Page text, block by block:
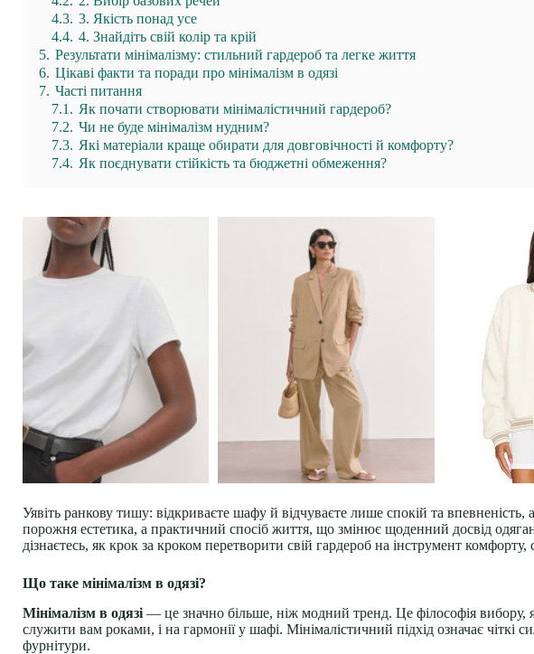
4.3. 3. Якість понад усе
4.4. 4. Знайдіть свій колір та крій
5. Результати мінімалізму: стильний гардероб та легке життя
6. Цікаві факти та поради про мінімалізм в одязі
7. Часті питання
7.1. Як почати створювати мінімалістичний гардероб?
7.2. Чи не буде мінімалізм нудним?
7.3. Які матеріали краще обирати для довговічності й комфорту?
7.4. Як поєднувати стійкість та бюджетні обмеження?
Уявіть ранкову тишу: відкриваєте шафу й відчуваєте лише спокій та
порожня естетика, а практичний спосіб життя, що змінює щоденний досвід
дізнаєтесь, як крок за кроком перетворити свій гардероб на інструмент комфорту,
Що таке мінімалізм в одязі?
Мінімалізм в одязі — це значно більше, ніж модний тренд. Це філософія вибору,
служити вам роками, і на гармонії у шафі. Мінімалістичний підхід означає чіткі
фурнітури.